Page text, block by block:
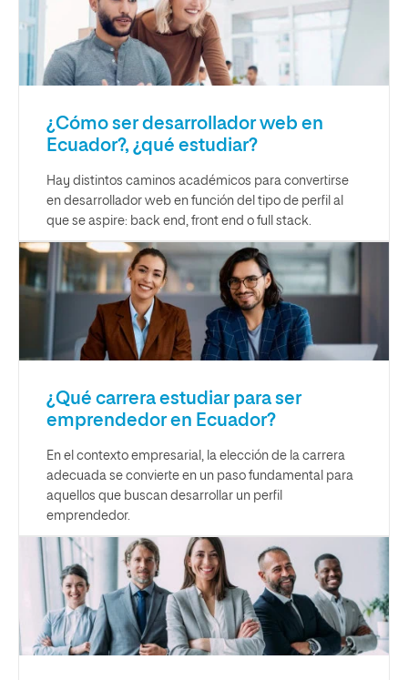
¿Cómo ser desarrollador web en
Ecuador?, ¿qué estudiar?
Hay distintos caminos académicos para convertirse
en desarrollador web en función del tipo de perfil al
que se aspire: back end, front end o full stack.
¿Qué carrera estudiar para ser
emprendedor en Ecuador?
En el contexto empresarial, la elección de la carrera
adecuada se convierte en un paso fundamental para
aquellos que buscan desarrollar un perfil
emprendedor.